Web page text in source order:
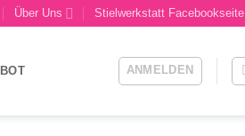
Über Uns Stielwerkstatt Facebookseite
ANMELDEN